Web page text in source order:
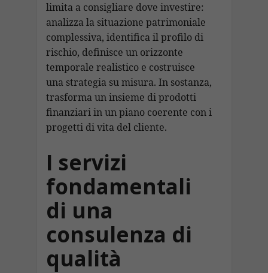
limita a consigliare dove investire:
analizza la situazione patrimoniale
complessiva, identifica il profilo di
rischio, definisce un orizzonte
temporale realistico e costruisce
una strategia su misura. In sostanza,
trasforma un insieme di prodotti
finanziari in un piano coerente con i
progetti di vita del cliente.
I servizi
fondamentali
di una
consulenza di
qualità